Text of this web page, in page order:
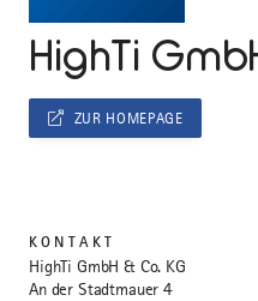
HighTi
ZUR HOMEPAGE
KONTAKT
HighTi GmbH & Co. KG
An der Stadtmauer 4